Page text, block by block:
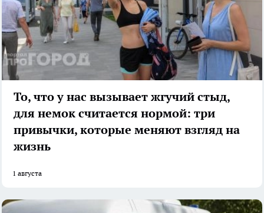
То, что у нас вызывает жгучий стыд,
для немок считается нормой: три
привычки, которые меняют взгляд на
жизнь
1 августа